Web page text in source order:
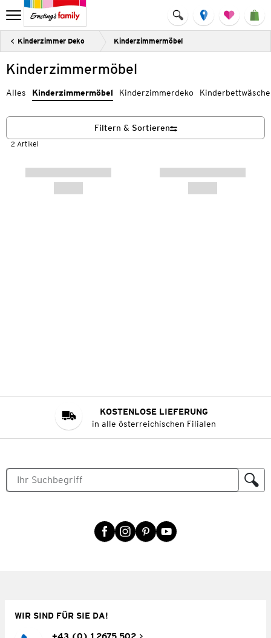
Kinderzimmer Deko Kinderzimmermöbel
Kinderzimmermöbel
Alles Kinderzimmermöbel Kinderzimmerdeko Kinderbettwäsche
2 Artikel
Filtern & Sortieren
KOSTENLOSE LIEFERUNG
in alle österreichischen Filialen
WIR SIND FÜR SIE DA!